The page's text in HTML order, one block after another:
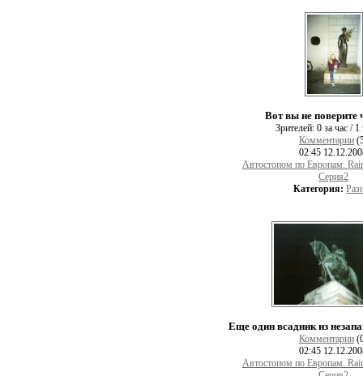
Вот вы не поверите
Зрителей:0 за час / 1
Комментарии
02:45
Автостопом по Европам.
Серия2
Категория:
Еще один всадник из
Комментарии
02:45
Автостопом по Европам.